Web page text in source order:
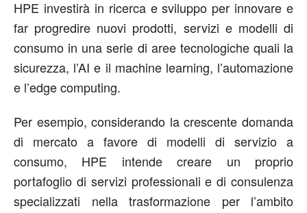
HPE investirà in ricerca e sviluppo per innovare e
far progredire nuovi prodotti, servizi e modelli di
consumo in una serie di aree tecnologiche quali la
sicurezza, l’AI e il machine learning, l’automazione
e l’edge computing.
Per esempio, considerando la crescente domanda
di mercato a favore di modelli di servizio a
consumo, HPE intende creare un proprio
portafoglio di servizi professionali e di consulenza
specializzati nella trasformazione per l’ambito